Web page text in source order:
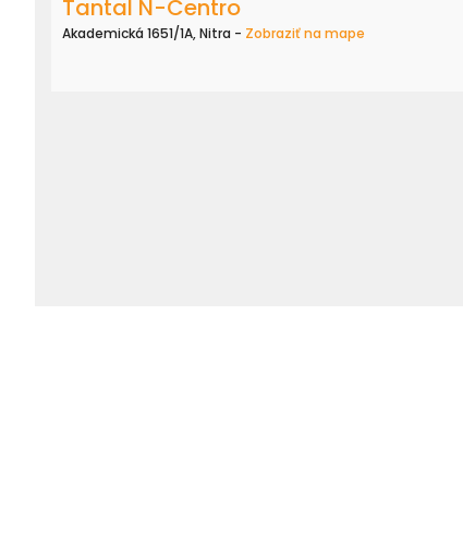
Tantal N-Centro
Akademická 1651/1A, Nitra - Zobraziť na mape